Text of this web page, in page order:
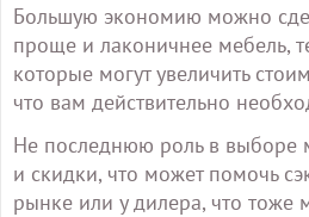
Большую экономию можно
проще и лаконичнее мебель,
которые могут увеличить
что вам действительно
Не последнюю роль в выборе
и скидки, что может помочь
рынке или у дилера, что